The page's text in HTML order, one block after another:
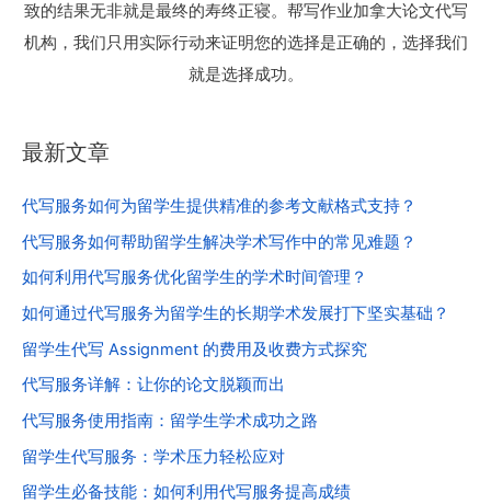
致的结果无非就是最终的寿终正寝。帮写作业加拿大论文代写
机构，我们只用实际行动来证明您的选择是正确的，选择我们
就是选择成功。
最新文章
代写服务如何为留学生提供精准的参考文献格式支持？
代写服务如何帮助留学生解决学术写作中的常见难题？
如何利用代写服务优化留学生的学术时间管理？
如何通过代写服务为留学生的长期学术发展打下坚实基础？
留学生代写 Assignment 的费用及收费方式探究
代写服务详解：让你的论文脱颖而出
代写服务使用指南：留学生学术成功之路
留学生代写服务：学术压力轻松应对
留学生必备技能：如何利用代写服务提高成绩